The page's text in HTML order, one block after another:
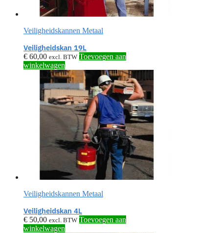
Veiligheidskannen Metaal
Veiligheidskan 19L
€ 60,00 excl. BTW Toevoegen aan
winkelwagen
Veiligheidskannen Metaal
Veiligheidskan 4L
€ 50,00 excl. BTW Toevoegen aan
winkelwagen